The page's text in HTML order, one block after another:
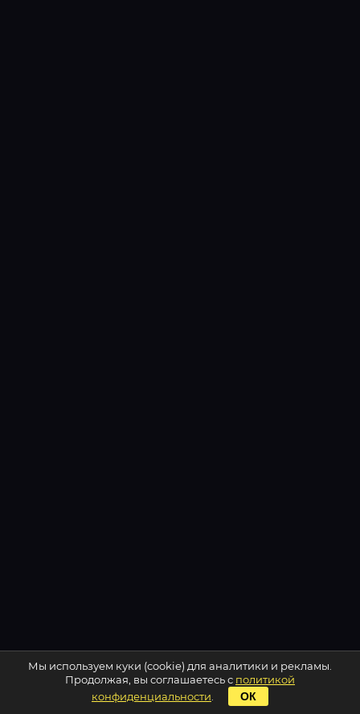
Мы используем куки (cookie) для аналитики и рекламы.
Продолжая, вы соглашаетесь с политикой
конфиденциальности
ОК